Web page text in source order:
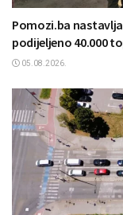
Pomozi.ba
podijeljeno 40.000
05.08.2026.